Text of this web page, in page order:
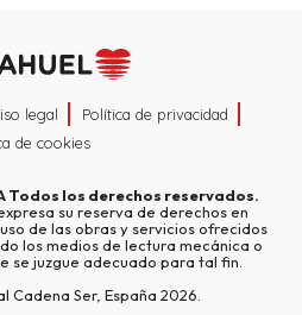
legal
Política de privacidad
de cookies
Todos los derechos reservados.
expresa su reserva de derechos en
de las obras y servicios ofrecidos
los medios de lectura mecánica o
se juzgue adecuado para tal fin.
Cadena Ser, España 2026.